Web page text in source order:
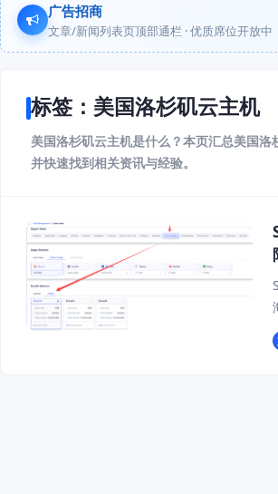
广告招商
文章/新闻列表页顶部通栏 · 优质席位开放中
标签：美国洛杉矶云主机
美国洛杉矶云主机是什么？本页汇总美国
并快速找到相关资讯与经验。